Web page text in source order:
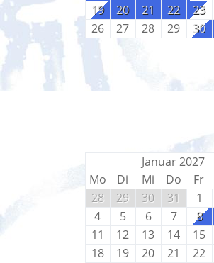
19
20 21 22 23
26
27 28 29 30
Januar 2027
Mo
Di Mi Do Fr
28
29 30 31 1
4
5 6 7 8
11
12 13 14 15
18
19 20 21 22